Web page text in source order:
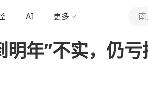
AI 更多
年”不实，仍亏